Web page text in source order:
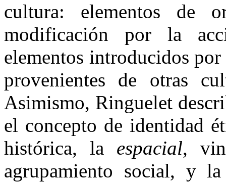
cultura: elementos de
modificación por la
elementos introducidos
provenientes de otras
Asimismo, Ringuelet
el concepto de identidad
histórica, la espacial,
agrupamiento social, y